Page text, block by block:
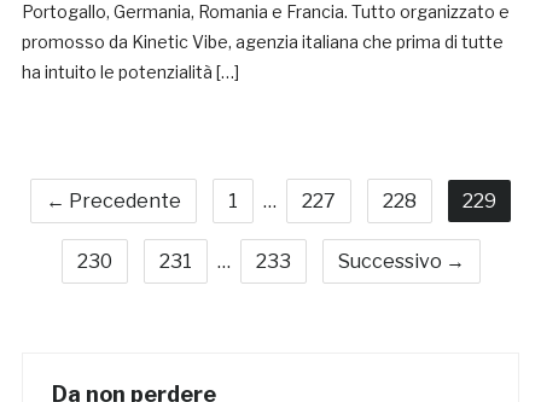
Portogallo, Germania, Romania e Francia. Tutto organizzato e
promosso da Kinetic Vibe, agenzia italiana che prima di tutte
ha intuito le potenzialità […]
← Precedente 1 … 227 228 229
230 231 … 233 Successivo →
Da non perdere